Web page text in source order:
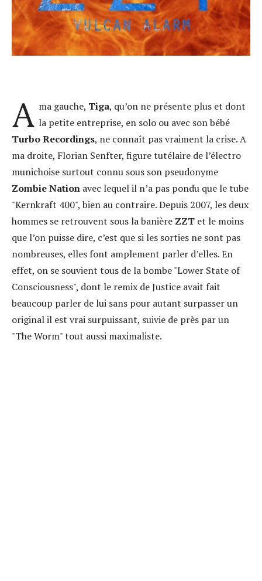
A ma gauche, Tiga, qu’on ne présente plus et dont
la petite entreprise, en solo ou avec son bébé
Turbo Recordings, ne connaît pas vraiment la crise. A
ma droite, Florian Senfter, figure tutélaire de l’électro
munichoise surtout connu sous son pseudonyme
Zombie Nation avec lequel il n’a pas pondu que le tube
"Kernkraft 400", bien au contraire. Depuis 2007, les deux
hommes se retrouvent sous la banière ZZT et le moins
que l’on puisse dire, c’est que si les sorties ne sont pas
nombreuses, elles font amplement parler d’elles. En
effet, on se souvient tous de la bombe "Lower State of
Consciousness", dont le remix de Justice avait fait
beaucoup parler de lui sans pour autant surpasser un
original il est vrai surpuissant, suivie de près par un
"The Worm" tout aussi maximaliste.